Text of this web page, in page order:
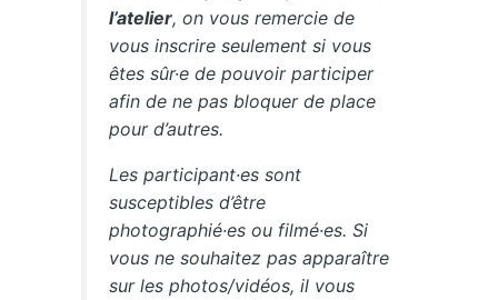
l’atelier, on vous remercie de
vous inscrire seulement si vous
êtes sûr·e de pouvoir participer
afin de ne pas bloquer de place
pour d’autres.
Les participant·es sont
susceptibles d’être
photographié·es ou filmé·es. Si
vous ne souhaitez pas apparaître
sur les photos/vidéos, il vous